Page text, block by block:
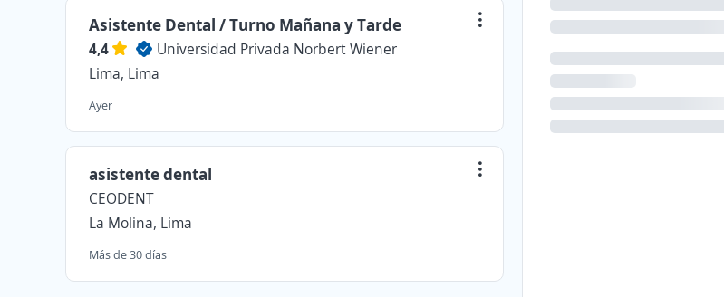
Asistente Dental / Turno Mañana y Tarde
4,4
Universidad Privada Norbert Wiener
Lima, Lima
Ayer
asistente dental
CEODENT
La Molina, Lima
Más de 30 días